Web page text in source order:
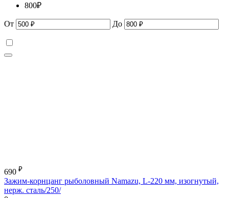
800₽
От До
690 ₽
Зажим-корнцанг рыболовный Namazu, L-220 мм, изогнутый,
нерж. сталь/250/